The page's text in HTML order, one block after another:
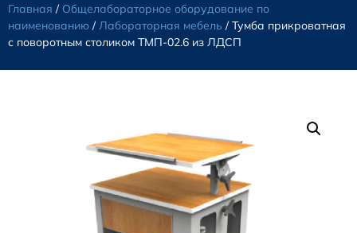
Главная / Общелабораторное оборудование по
наименованию /Лабораторная мебель / Тумба прикроватная
с поворотным столиком ТМП-02.6 из ЛДСП